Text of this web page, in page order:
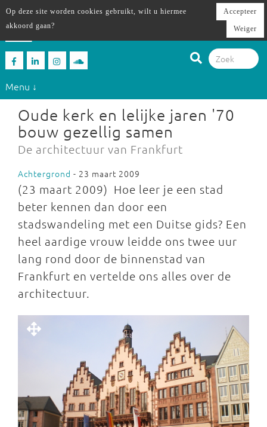
Menu ↓
Oude kerk en lelijke jaren '70
bouw gezellig samen
De architectuur van Frankfurt
Achtergrond - 23 maart 2009
(23 maart 2009) Hoe leer je een stad
beter kennen dan door een
stadswandeling met een Duitse gids? Een
heel aardige vrouw leidde ons twee uur
lang rond door de binnenstad van
Frankfurt en vertelde ons alles over de
architectuur.
Op deze site worden cookies gebruikt, wilt u hiermee
akkoord gaan?
Accepteer
Weiger